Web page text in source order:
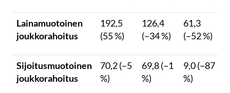
Lainamuotoinen
joukkorahoitus
192,5
(55 %)
126,4
(−34 %)
61,3
(−52 %)
Sijoitusmuotoinen
joukkorahoitus
70,2 (−5
%)
69,8 (−1
%)
9,0 (−87
%)